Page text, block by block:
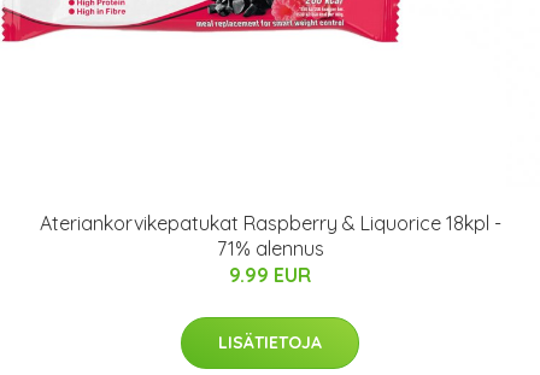
Ateriankorvikepatukat Raspberry & Liquorice 18kpl -
71% alennus
9.99 EUR
LISÄTIETOJA